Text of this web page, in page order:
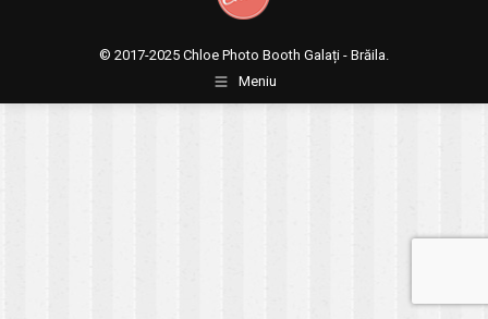
© 2017-2025 Chloe Photo Booth Galați - Brăila.
Meniu